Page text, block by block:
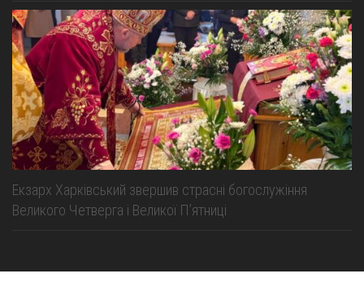
Екзарх Харківський звершив страсні богослужіння
Великого Четверга і Великої Пʼятниці